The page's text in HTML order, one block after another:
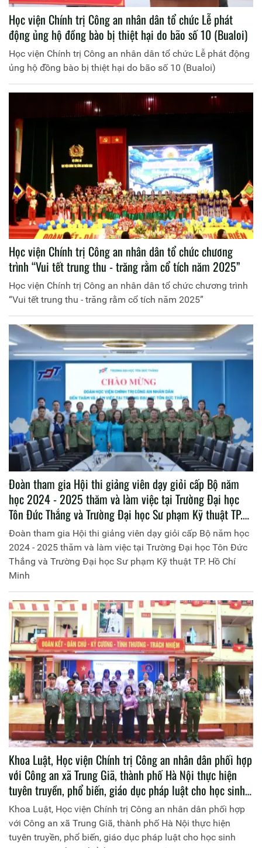
Học viện Chính trị Công an nhân dân tổ chức Lễ phát
động ủng hộ đồng bào bị thiệt hại do bão số 10 (Bualoi)
Học viện Chính trị Công an nhân dân tổ chức Lễ phát động
ủng hộ đồng bào bị thiệt hại do bão số 10 (Bualoi)
Học viện Chính trị Công an nhân dân tổ chức chương
trình “Vui tết trung thu - trăng rằm cổ tích năm 2025”
Học viện Chính trị Công an nhân dân tổ chức chương trình
“Vui tết trung thu - trăng rằm cổ tích năm 2025”
Đoàn tham gia Hội thi giảng viên dạy giỏi cấp Bộ năm
học 2024 - 2025 thăm và làm việc tại Trường Đại học
Tôn Đức Thắng và Trường Đại học Sư phạm Kỹ thuật TP.
Hồ Chí Minh
Đoàn tham gia Hội thi giảng viên dạy giỏi cấp Bộ năm học
2024 - 2025 thăm và làm việc tại Trường Đại học Tôn Đức
Thắng và Trường Đại học Sư phạm Kỹ thuật TP. Hồ Chí
Minh
Khoa Luật, Học viện Chính trị Công an nhân dân phối hợp
với Công an xã Trung Giã, thành phố Hà Nội thực hiện
tuyên truyền, phổ biến, giáo dục pháp luật cho học sinh
trường Trung học phổ thông Trung Giã
Khoa Luật, Học viện Chính trị Công an nhân dân phối hợp
với Công an xã Trung Giã, thành phố Hà Nội thực hiện
tuyên truyền, phổ biến, giáo dục pháp luật cho học sinh